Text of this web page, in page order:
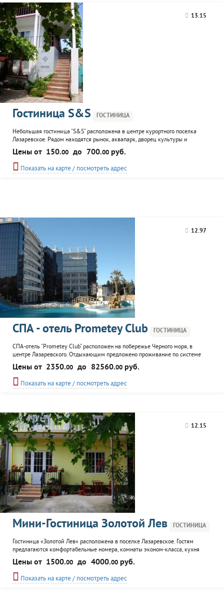
13.15
Гостиница S&S ГОСТИНИЦА
Небольшая гостиница "S&S" расположена в центре курортного поселка
Лазаревское. Рядом находятся рынок, аквапарк, дворец культуры и
комплекс фонтанов. Во внутреннем дворике гостиницы - оснащенная кухня,
где постояльцы могут готовить, столики в тени винограда. Возможен
трансфер. Организация экскурсий. Wi-Fi.
Цены от 150.00 до 700.00 руб.
Показать на карте / посмотреть адрес
12.97
СПА - отель Prometey Club ГОСТИНИЦА
СПА-отель "Prometey Club" расположен на побережье Черного моря, в
центре Лазаревского. Отдыхающим предложено проживание по системе
"все включено", а это разнообразные развлечения и услуги в летний и
зимний период: аквапарк и лунапарк, зал игровых автоматов, детская
игровая комната и детская площадки, работают няни и аниматоры, 5
бассейнов, клуб боулинга, настольный теннис...
Цены от 2350.00 до 82560.00 руб.
Показать на карте / посмотреть адрес
12.15
Мини-Гостиница Золотой Лев ГОСТИНИЦА
Гостиница «Золотой Лев» расположена в поселке Лазаревское. Гостям
предлагаются комфортабельные номера, комнаты эконом-класса, кухня
самообслуживания, мангал и организация экскурсий.
Цены от 1500.00 до 4000.00 руб.
Показать на карте / посмотреть адрес